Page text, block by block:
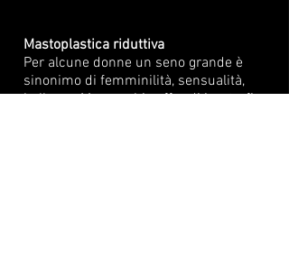
Mastoplastica riduttiva
Per alcune donne un seno grande è
sinonimo di femminilità, sensualità,
bellezza. Ma per chi soffre di ipertrofia o